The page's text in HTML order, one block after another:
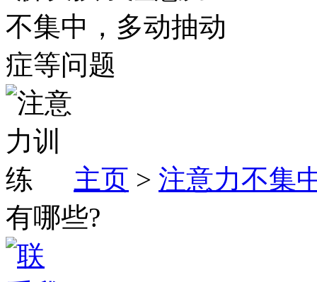
主页 > 注意力不集
有哪些?